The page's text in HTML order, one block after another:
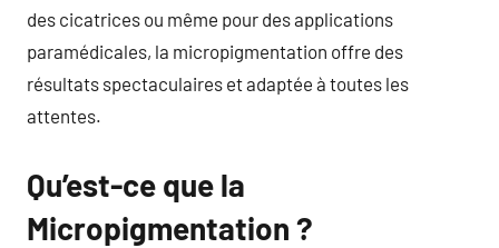
des cicatrices ou même pour des applications
paramédicales, la micropigmentation offre des
résultats spectaculaires et adaptée à toutes les
attentes.
Qu’est-ce que la
Micropigmentation ?